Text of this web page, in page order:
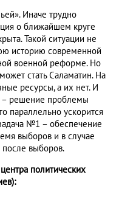
Иначе трудно
о ближайшем круге
Такой ситуации не
историю современной
военной реформе. Но
стать Саламатин. На
ресурсы, а их нет. И
– решение проблемы
параллельно ускорится
№1 – обеспечение
выборов и в случае
после выборов.
политических